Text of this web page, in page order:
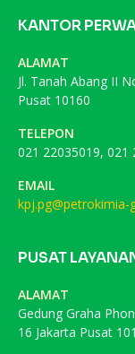
KANTOR
ALAMAT
Jl. Tanah Abang II
Pusat 10160
TELEPON
021 22035019, 021
EMAIL
kpj.pg@petrokimia-
PUSAT
ALAMAT
Gedung Graha
16 Jakarta Pusat